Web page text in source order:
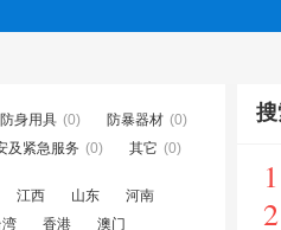
防身用具 (0) 防暴器材 (0)
及紧急服务 (0) 其它 (0)
江西 山东
河南
湾 香港 澳门
1
2